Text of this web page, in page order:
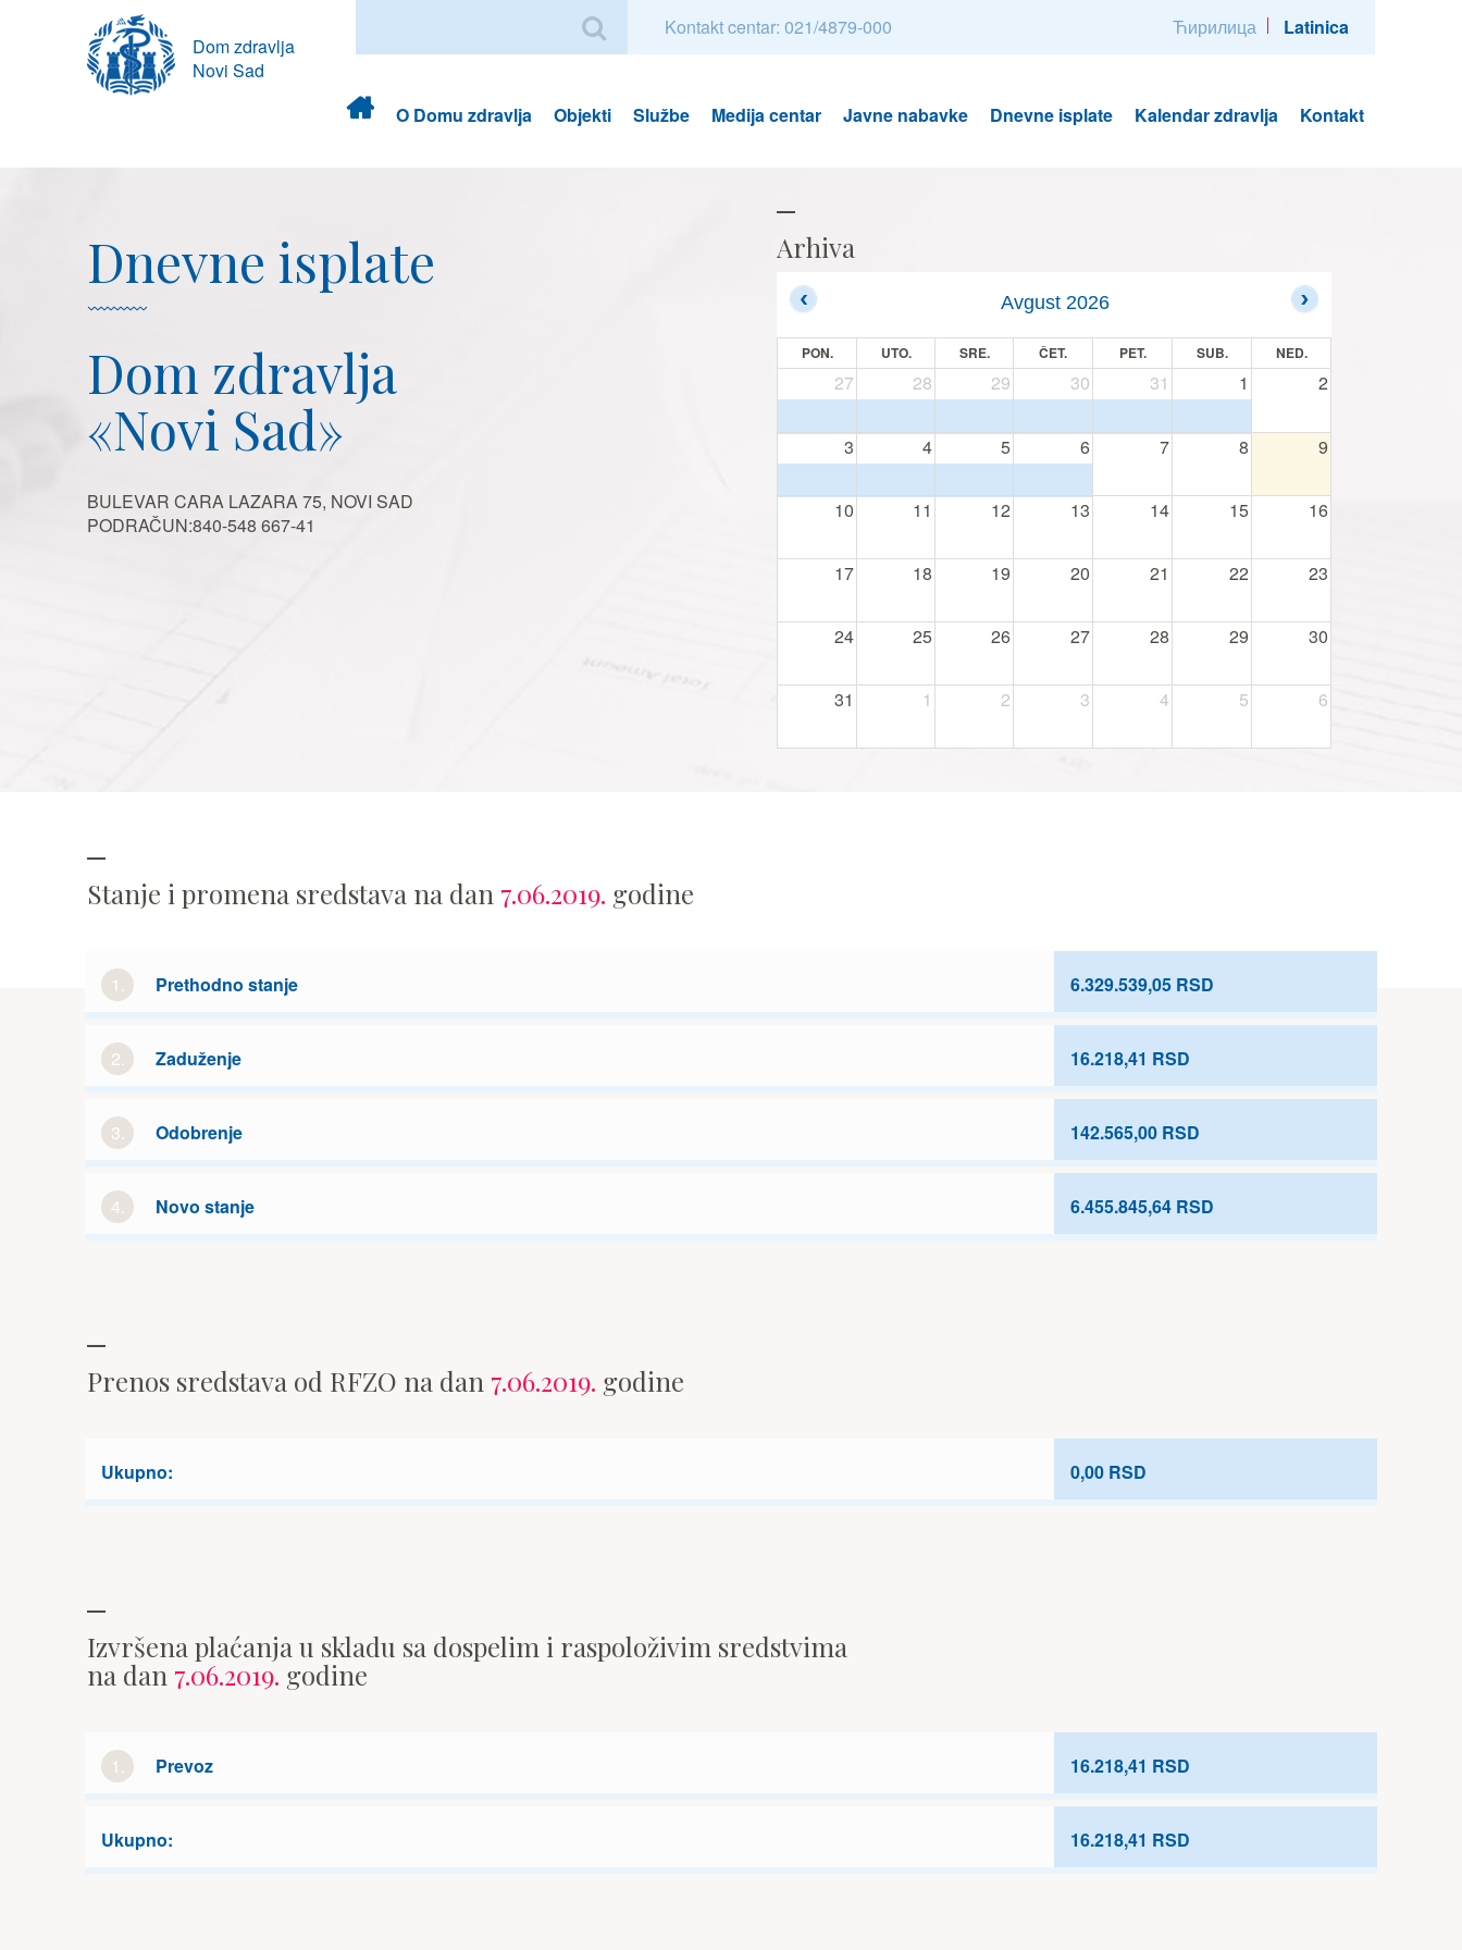
Dom zdravlja
Novi Sad
Kontakt centar: 021/4879-000 Ћирилица Latinica
Dom
zdravlja
O Domu zdravlja Objekti Službe Medija centar Javne nabavke Dnevne isplate Kalendar zdravlja Kontakt
Dnevne isplate
Dom zdravlja
«Novi Sad»
BULEVAR CARA LAZARA 75, NOVI SAD
PODRAČUN:840-548 667-41
Arhiva
Avgust 2026
PON. UTO. SRE. ČET. PET. SUB. NED.
27 28 29 30 31 1 2
3 4 5 6 7 8 9
10 11 12 13 14 15 16
17 18 19 20 21 22 23
24 25 26 27 28 29 30
31 1 2 3 4 5 6
Stanje i promena sredstava na dan 7.06.2019. godine
1. Prethodno stanje 6.329.539,05 RSD
2. Zaduženje 16.218,41 RSD
3. Odobrenje 142.565,00 RSD
4. Novo stanje 6.455.845,64 RSD
Prenos sredstava od RFZO na dan 7.06.2019. godine
Ukupno: 0,00 RSD
Izvršena plaćanja u skladu sa dospelim i raspoloživim sredstvima
na dan 7.06.2019. godine
1. Prevoz 16.218,41 RSD
Ukupno: 16.218,41 RSD